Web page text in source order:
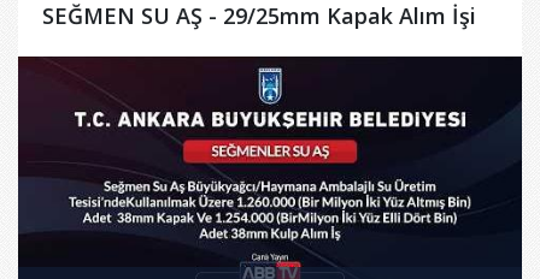
SEĞMEN SU AŞ - 29/25mm Kapak Alım İşi